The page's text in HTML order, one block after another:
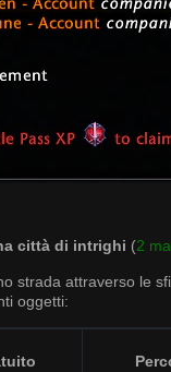
città di intrighi (2
strada attraverso le
oggetti: